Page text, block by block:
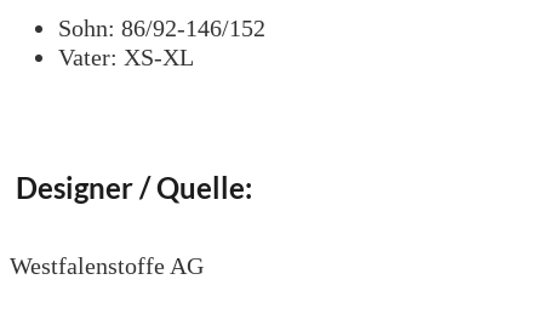
Sohn: 86/92-146/152
Vater: XS-XL
Designer / Quelle:
Westfalenstoffe AG